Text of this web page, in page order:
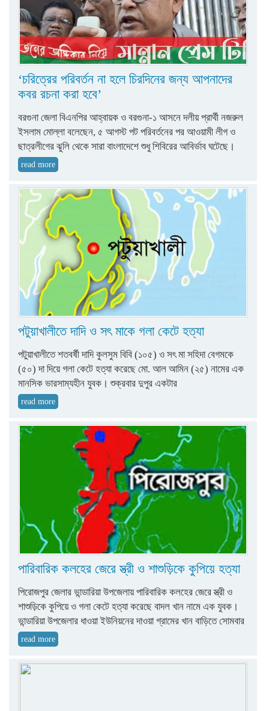
‘চরিত্রের পরিবর্তন না হলে চিরদিনের জন্য আপনাদের
কবর রচনা করা হবে’
বরগুনা জেলা বিএনপির আহ্বায়ক ও বরগুনা-১ আসনে দলীয় প্রার্থী নজরুল
ইসলাম মোল্লা বলেছেন, ৫ আগস্ট পট পরিবর্তনের পর আওয়ামী লীগ ও
ছাত্রলীগের ঝুলি থেকে সারা বাংলাদেশে শুধু শিবিরের আবির্ভাব ঘটেছে।
read more
পটুয়াখালীতে দাদি ও সৎ মাকে গলা কেটে হত্যা
পটুয়াখালীতে শতবর্ষী দাদি কুলসুম বিবি (১০৫) ও সৎ মা সহিদা বেগমকে
(৫০) দা দিয়ে গলা কেটে হত্যা করেছে মো. আল আমিন (২৫) নামের এক
মানসিক ভারসাম্যহীন যুবক। শুক্রবার দুপুর একটার
read more
পারিবারিক কলহের জেরে স্ত্রী ও শাশুড়িকে কুপিয়ে হত্যা
পিরোজপুর জেলার ভান্ডারিয়া উপজেলায় পারিবারিক কলহের জেরে স্ত্রী ও
শাশুড়িকে কুপিয়ে ও গলা কেটে হত্যা করেছে বাদল খান নামে এক যুবক।
ভান্ডারিয়া উপজেলার ধাওয়া ইউনিয়নের দাওয়া গ্রামের খান বাড়িতে সোমবার
read more